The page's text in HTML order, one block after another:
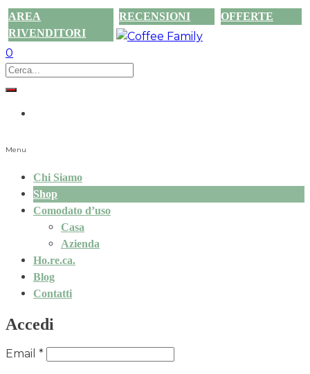
AREA
RIVENDITORI
RECENSIONI OFFERTE
0
Menu
Chi Siamo
Shop
Comodato d’uso
Casa
Azienda
Ho.re.ca.
Blog
Contatti
Accedi
Email *